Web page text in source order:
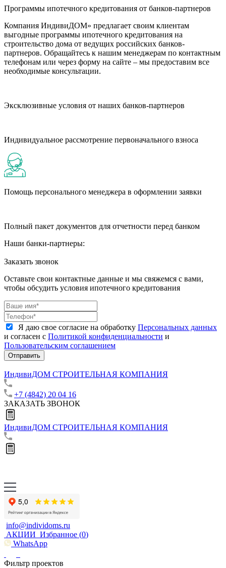
Программы ипотечного кредитования от банков-партнеров
Компания ИндивиДОМ» предлагает своим клиентам
выгодные программы ипотечного кредитования на
строительство дома от ведущих российских банков-
партнеров. Обращайтесь к нашим менеджерам по контактным
телефонам или через форму на сайте – мы предоставим все
необходимые консультации.
Эксклюзивные условия от наших банков-партнеров
Индивидуальное рассмотрение первоначального взноса
Помощь персонального менеджера в оформлении заявки
Полный пакет документов для отчетности перед банком
Наши банки-партнеры:
Заказать звонок
Оставьте свои контактные данные и мы свяжемся с вами,
чтобы обсудить условия ипотечного кредитования
Я даю свое согласие на обработку Персональных данных
и согласен с Политикой конфиденциальности и
Пользовательским соглашением
Отправить
ИндивиДОМ СТРОИТЕЛЬНАЯ КОМПАНИЯ
+7 (4842) 20 04 16
ЗАКАЗАТЬ ЗВОНОК
ИндивиДОМ СТРОИТЕЛЬНАЯ КОМПАНИЯ
info@individoms.ru
АКЦИИ Избранное (0)
WhatsApp
Фильтр проектов